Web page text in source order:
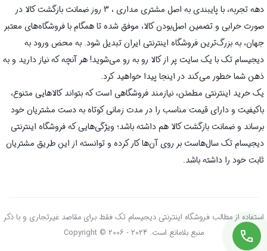
دهه تجربه، با پایبندی به اصل مشتری مداری ، 3 روز ضمانت بازگشت کالا در
صورت خرابی و تضمین اصل‌بودن کالا، موفق شده تا همگام با فروشگاه‌های معتبر
جهان، به بزرگ‌ترین فروشگاه اینترنتی ایران تبدیل شود. به محض ورود به
دیجیسام تک با یک سایت پر از کالا رو به رو می‌شوید! هر آنچه که نیاز دارید و به
ذهن شما خطور می‌کند در اینجا پیدا خواهید کرد.
یک خرید اینترنتی مطمئن، نیازمند فروشگاهی است که بتواند کالاهایی متنوع،
باکیفیت و دارای قیمت مناسب را در مدت زمانی کوتاه به دست مشتریان خود
برساند و ضمانت بازگشت کالا هم داشته باشد؛ ویژگی‌هایی که فروشگاه اینترنتی
دیجیسام تک سال‌هاست بر روی آن‌ها کار کرده و توانسته از این طریق مشتریان
ثابت خود را داشته باشد.
استفاده از مطالب فروشگاه اینترنتی دیجیسام تک فقط برای مقاصد غیرتجاری و با ذکر
منبع بلامانع است. Copyright © 2006 - 2024